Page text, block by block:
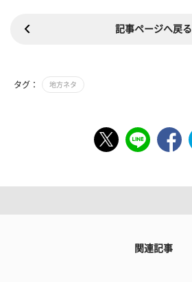
記事ページへ戻る
タグ： 地方ネタ
関連記事